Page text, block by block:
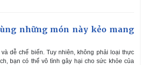
những món này kẻo mang
dễ chế biến. Tuy nhiên, không phải loại thực
bạn có thể vô tình gây hại cho sức khỏe của